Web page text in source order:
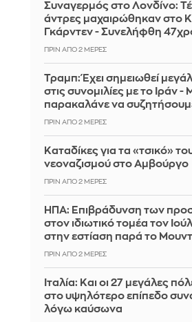
Συναγερμός στο Λονδίνο:
άντρες μαχαιρώθηκαν στο
Γκάρντεν - Συνελήφθη
ΠΡΙΝ ΑΠΌ 2 ΜΈΡΕΣ
Τραμπ: Έχει σημειωθεί
στις συνομιλίες με το Ιράν -
παρακαλάνε να
ΠΡΙΝ ΑΠΌ 2 ΜΈΡΕΣ
Καταδίκες για τα «τσικό»
νεοναζισμού στο Αμβούργο
ΠΡΙΝ ΑΠΌ 2 ΜΈΡΕΣ
ΗΠΑ: Επιβράδυνση των
στον ιδιωτικό τομέα τον
στην εστίαση παρά το
ΠΡΙΝ ΑΠΌ 2 ΜΈΡΕΣ
Ιταλία: Και οι 27 μεγάλες
στο υψηλότερο επίπεδο
λόγω καύσωνα